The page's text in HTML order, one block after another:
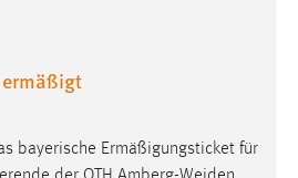
bayerische Ermäßigungsticket für
der OTH Amberg-Weiden